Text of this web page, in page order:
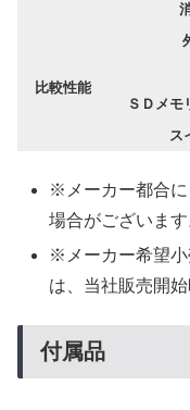
比較性能
ＳＤメモ
ス
※メーカー都合に
場合がございます
※メーカー希望小
は、当社販売開始
付属品